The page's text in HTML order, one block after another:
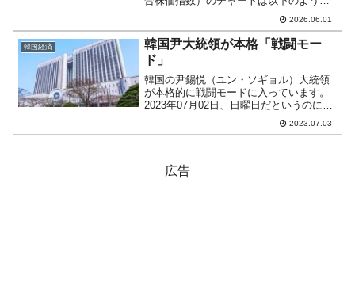
『Investing.com』より引用）。ローソク
足の上が削られましたが「8,788」ま...
2026.06.01
韓国経済
韓国尹大統領が本格「戦闘モー
ド」
韓国の尹錫悦（ユン・ソギョル）大統領
が本格的に戦闘モードに入っています。
2023年07月02日、日曜日だというのに第
20代大統領室は以下のようなプレスリリ
ースを出しました。統一は「韓国側の体
2023.07.03
広告